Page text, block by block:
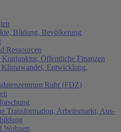
Bildung, Bevölkerung
Ressourcen
Konjunktur, Öffentliche Finanzen
Entwicklung,
Ruhr (FDZ)
Transformation, Arbeitsmarkt, Aus-
Wohnen